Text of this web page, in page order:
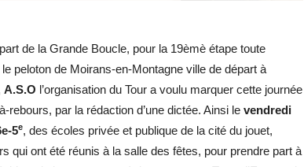
de la Grande Boucle, pour la 19èmè étape toute
peloton de Moirans-en-Montagne ville de départ à
A.S.O l’organisation du Tour a voulu marquer cette journée
rebours, par la rédaction d’une dictée. Ainsi le vendredi
5e, des écoles privée et publique de la cité du jouet,
qui ont été réunis à la salle des fêtes, pour prendre part à